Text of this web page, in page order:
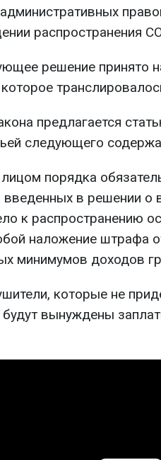
распространения
решение принято
предлагается
следующего
порядка
введенных в решении о
к распространению
наложение штрафа
минимумов доходов
которые не
будут вынуждены